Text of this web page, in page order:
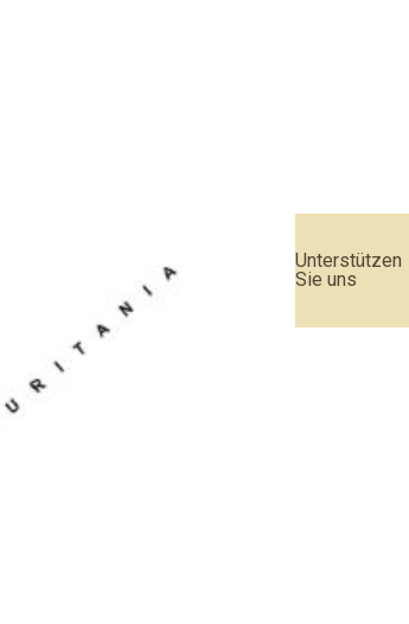
Unterstützen
Sie uns